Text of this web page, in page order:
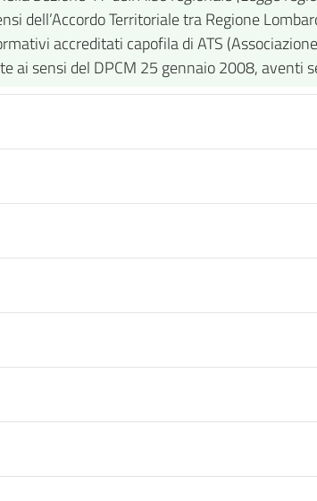
dell’Accordo Territoriale tra Regione
accreditati capofila di ATS
ai sensi del DPCM 25 gennaio 2008, aventi